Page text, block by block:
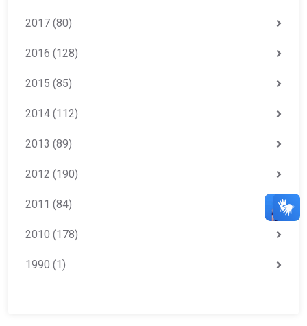
2017 (80)
2016 (128)
2015 (85)
2014 (112)
2013 (89)
2012 (190)
2011 (84)
2010 (178)
1990 (1)